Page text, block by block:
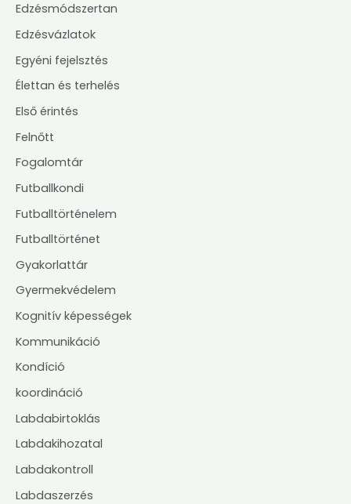
Edzésmódszertan
Edzésvázlatok
Egyéni fejelsztés
Élettan és terhelés
Első érintés
Felnőtt
Fogalomtár
Futballkondi
Futballtörténelem
Futballtörténet
Gyakorlattár
Gyermekvédelem
Kognitív képességek
Kommunikáció
Kondíció
koordináció
Labdabirtoklás
Labdakihozatal
Labdakontroll
Labdaszerzés